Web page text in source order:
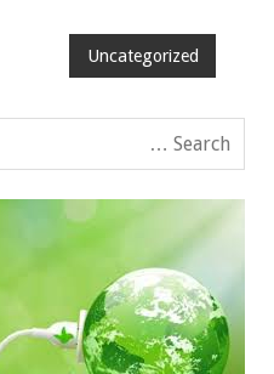
Uncategorized